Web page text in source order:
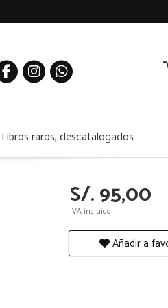
Libros raros, descatalogados
S/. 95,00
IVA incluido
Añadir a